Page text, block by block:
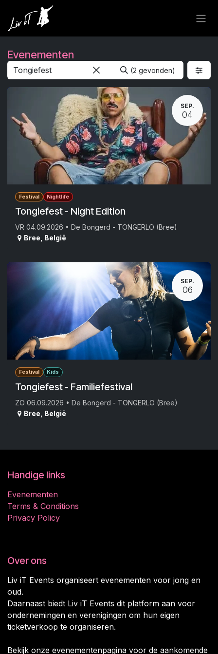
Overslaan naar inhoud
Evenementen
(2 gevonden)
SEP.
04
Festival Nightlife
Tongiefest - Night Edition
VR 04.09.2026 • De Bongerd - TONGERLO (Bree)
Bree België
SEP.
06
Festival Kids
Tongiefest - Familiefestival
ZO 06.09.2026 • De Bongerd - TONGERLO (Bree)
Bree België
Handige links
Evenementen
Terms & Conditions
Privacy Policy
Over ons
Liv iT Events organiseert evenementen voor jong en
oud.
Daarnaast biedt Liv iT Events dit platform aan voor
ondernemingen en verenigingen om hun eigen
ticketverkoop te organiseren.
Bekijk onze evenementenpagina voor de aankomende